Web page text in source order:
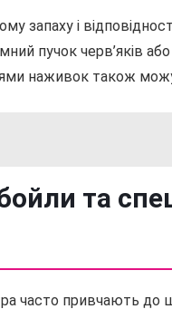
і
пучок черв’яків
наживок також
та
часто привчають до